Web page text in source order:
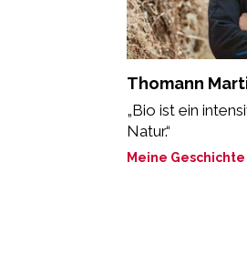
Thomann
„Bio ist ein
Natur.“
Meine Geschichte